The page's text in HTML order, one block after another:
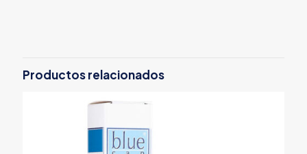
Productos relacionados